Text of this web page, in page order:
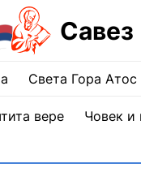
Савез
Света Гора Атос
вере Човек и